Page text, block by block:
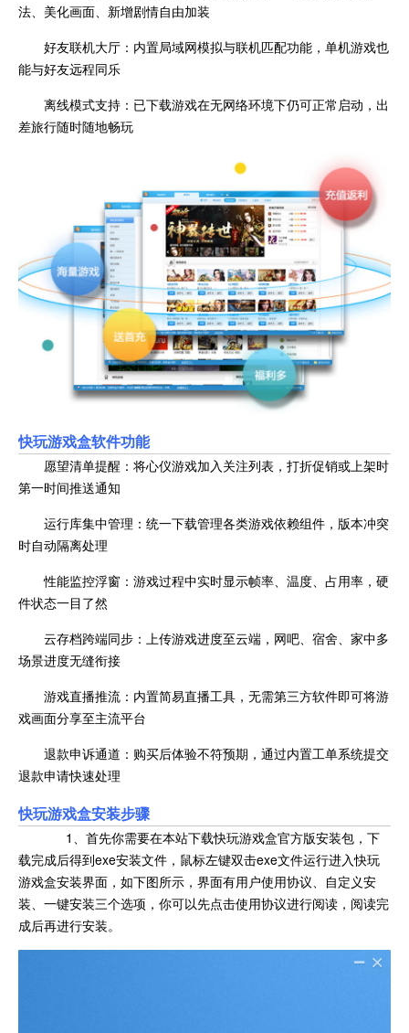
法、美化画面、新增剧情自由加装
好友联机大厅：内置局域网模拟与联机匹配功能，单机游戏也
能与好友远程同乐
离线模式支持：已下载游戏在无网络环境下仍可正常启动，出
差旅行随时随地畅玩
快玩游戏盒软件功能
愿望清单提醒：将心仪游戏加入关注列表，打折促销或上架时
第一时间推送通知
运行库集中管理：统一下载管理各类游戏依赖组件，版本冲突
时自动隔离处理
性能监控浮窗：游戏过程中实时显示帧率、温度、占用率，硬
件状态一目了然
云存档跨端同步：上传游戏进度至云端，网吧、宿舍、家中多
场景进度无缝衔接
游戏直播推流：内置简易直播工具，无需第三方软件即可将游
戏画面分享至主流平台
退款申诉通道：购买后体验不符预期，通过内置工单系统提交
退款申请快速处理
快玩游戏盒安装步骤
1、首先你需要在本站下载快玩游戏盒官方版安装包，下
载完成后得到exe安装文件，鼠标左键双击exe文件运行进入快玩
游戏盒安装界面，如下图所示，界面有用户使用协议、自定义安
装、一键安装三个选项，你可以先点击使用协议进行阅读，阅读完
成后再进行安装。